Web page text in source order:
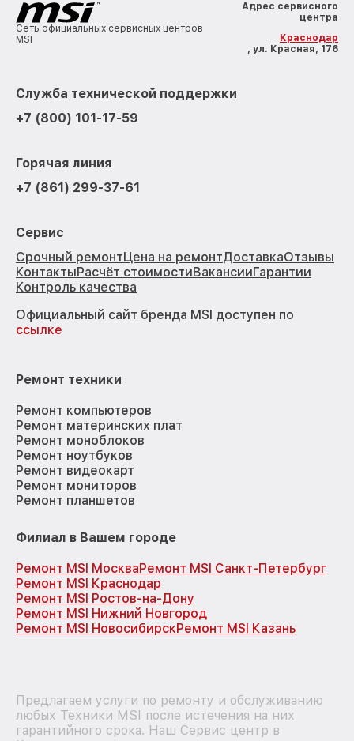
Сеть официальных сервисных центров
MSI
Адрес сервисного
центра
Краснодар
, ул. Красная, 176
Служба технической поддержки
+7 (800) 101-17-59
Горячая линия
+7 (861) 299-37-61
Сервис
Срочный ремонтЦена на ремонтДоставкаОтзывы
КонтактыРасчёт стоимостиВакансииГарантии
Контроль качества
Официальный сайт бренда MSI доступен по
ссылке
Ремонт техники
Ремонт компьютеров
Ремонт материнских плат
Ремонт моноблоков
Ремонт ноутбуков
Ремонт видеокарт
Ремонт мониторов
Ремонт планшетов
Филиал в Вашем городе
Ремонт MSI МоскваРемонт MSI Санкт-Петербург
Ремонт MSI Краснодар
Ремонт MSI Ростов-на-Дону
Ремонт MSI Нижний Новгород
Ремонт MSI НовосибирскРемонт MSI Казань
Предлагаем услуги по ремонту и обслуживанию
любых Техники MSI после истечения на них
гарантийного срока. Наш Сервис центр в